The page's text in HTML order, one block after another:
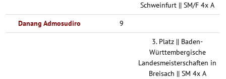
Schweinfurt || SM/F 4x A
Danang Admosudiro
9
3. Platz || Baden-
Württembergische
Landesmeisterschaften in
Breisach || SM 4x A